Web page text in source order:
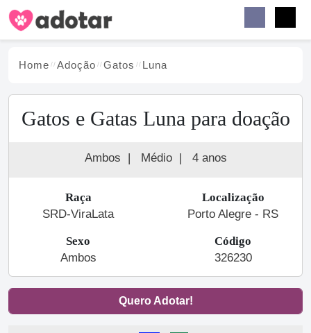
Home Adoção Gatos Luna
Gatos e Gatas Luna para doação
Ambos | Médio | 4 anos
Raça
SRD-ViraLata
Localização
Porto Alegre - RS
Sexo
Ambos
Código
326230
Quero Adotar!